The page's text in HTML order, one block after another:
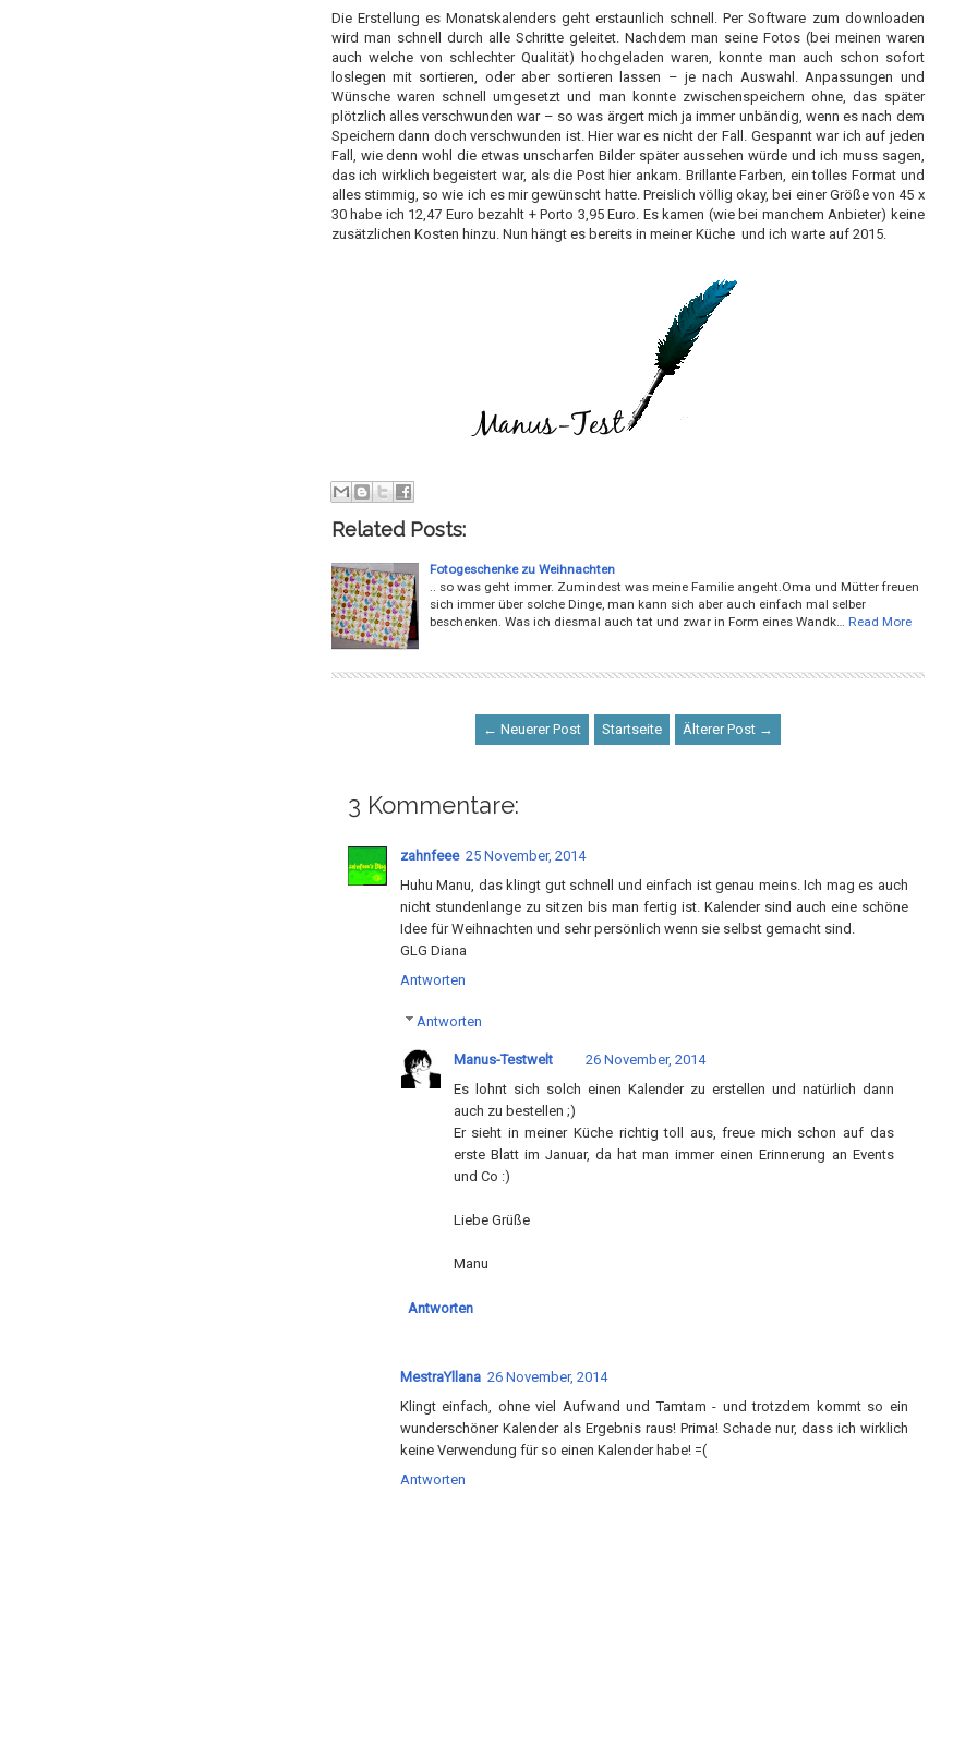
Die Erstellung es Monatskalenders geht erstaunlich schnell. Per Software zum downloaden
wird man schnell durch alle Schritte geleitet. Nachdem man seine Fotos (bei meinen waren
auch welche von schlechter Qualität) hochgeladen waren, konnte man auch schon sofort
loslegen mit sortieren, oder aber sortieren lassen – je nach Auswahl. Anpassungen und
Wünsche waren schnell umgesetzt und man konnte zwischenspeichern ohne, das später
plötzlich alles verschwunden war – so was ärgert mich ja immer unbändig, wenn es nach dem
Speichern dann doch verschwunden ist. Hier war es nicht der Fall. Gespannt war ich auf jeden
Fall, wie denn wohl die etwas unscharfen Bilder später aussehen würde und ich muss sagen,
das ich wirklich begeistert war, als die Post hier ankam. Brillante Farben, ein tolles Format und
alles stimmig, so wie ich es mir gewünscht hatte. Preislich völlig okay, bei einer Größe von 45 x
30 habe ich 12,47 Euro bezahlt + Porto 3,95 Euro. Es kamen (wie bei manchem Anbieter) keine
zusätzlichen Kosten hinzu. Nun hängt es bereits in meiner Küche und ich warte auf 2015.
Related Posts:
Fotogeschenke zu Weihnachten
.. so was geht immer. Zumindest was meine Familie angeht.Oma und Mütter freuen
sich immer über solche Dinge, man kann sich aber auch einfach mal selber
beschenken. Was ich diesmal auch tat und zwar in Form eines Wandk…
Read More
← Neuerer Post Startseite Älterer Post →
3 Kommentare:
zahnfeee 25 November, 2014
Huhu Manu, das klingt gut schnell und einfach ist genau meins. Ich mag es auch
nicht stundenlange zu sitzen bis man fertig ist. Kalender sind auch eine schöne
Idee für Weihnachten und sehr persönlich wenn sie selbst gemacht sind.
GLG Diana
Antworten
Antworten
Manus-Testwelt
26 November, 2014
Es lohnt sich solch einen Kalender zu erstellen und natürlich dann
auch zu bestellen ;)
Er sieht in meiner Küche richtig toll aus, freue mich schon auf das
erste Blatt im Januar, da hat man immer einen Erinnerung an Events
und Co :)
Liebe Grüße
Manu
Antworten
MestraYllana 26 November, 2014
Klingt einfach, ohne viel Aufwand und Tamtam - und trotzdem kommt so ein
wunderschöner Kalender als Ergebnis raus! Prima! Schade nur, dass ich wirklich
keine Verwendung für so einen Kalender habe! =(
Antworten